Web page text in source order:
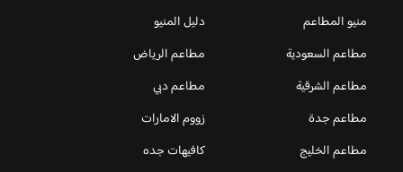
منيو المطاعم
دليل المنيو
مطاعم السعودية
مطاعم الرياض
مطاعم الشرقية
مطاعم دبي
مطاعم جدة
زووم الامارات
مطاعم الخليج
كافيهات جده